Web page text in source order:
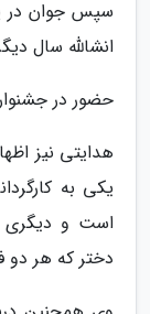
سپس جوان در
انشالله سال
حضور در
یکی به
است و دیگری
دختر که هر